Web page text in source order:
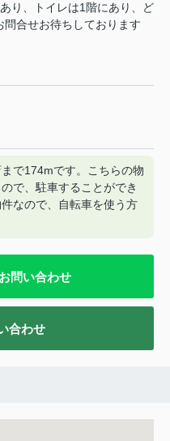
り、トイレは1階にあり、ど
合せお待ちしております
で174mです。こちらの物
で、駐車することができ
なので、自転車を使う方
問い合わせ
合わせ